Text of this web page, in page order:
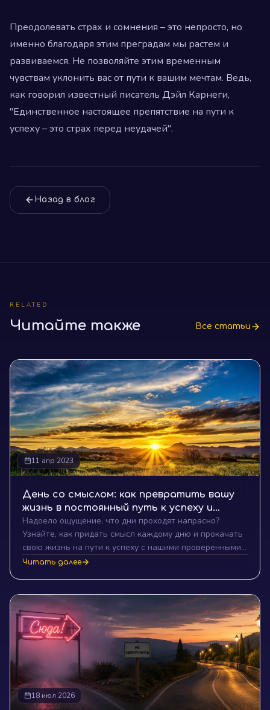
Преодолевать страх и сомнения – это непросто, но
именно благодаря этим преградам мы растем и
развиваемся. Не позволяйте этим временным
чувствам уклонить вас от пути к вашим мечтам. Ведь,
как говорил известный писатель Дэйл Карнеги,
"Единственное настоящее препятствие на пути к
успеху – это страх перед неудачей".
Назад в блог
RELATED
Читайте также Все статьи
11 апр 2023
День со смыслом: как превратить вашу
жизнь в постоянный путь к успеху и
достижению целей
Надоело ощущение, что дни проходят напрасно?
Узнайте, как придать смысл каждому дню и прокачать
свою жизнь на пути к успеху с нашими проверенными
стратегиями!
Читать далее
18 июл 2026